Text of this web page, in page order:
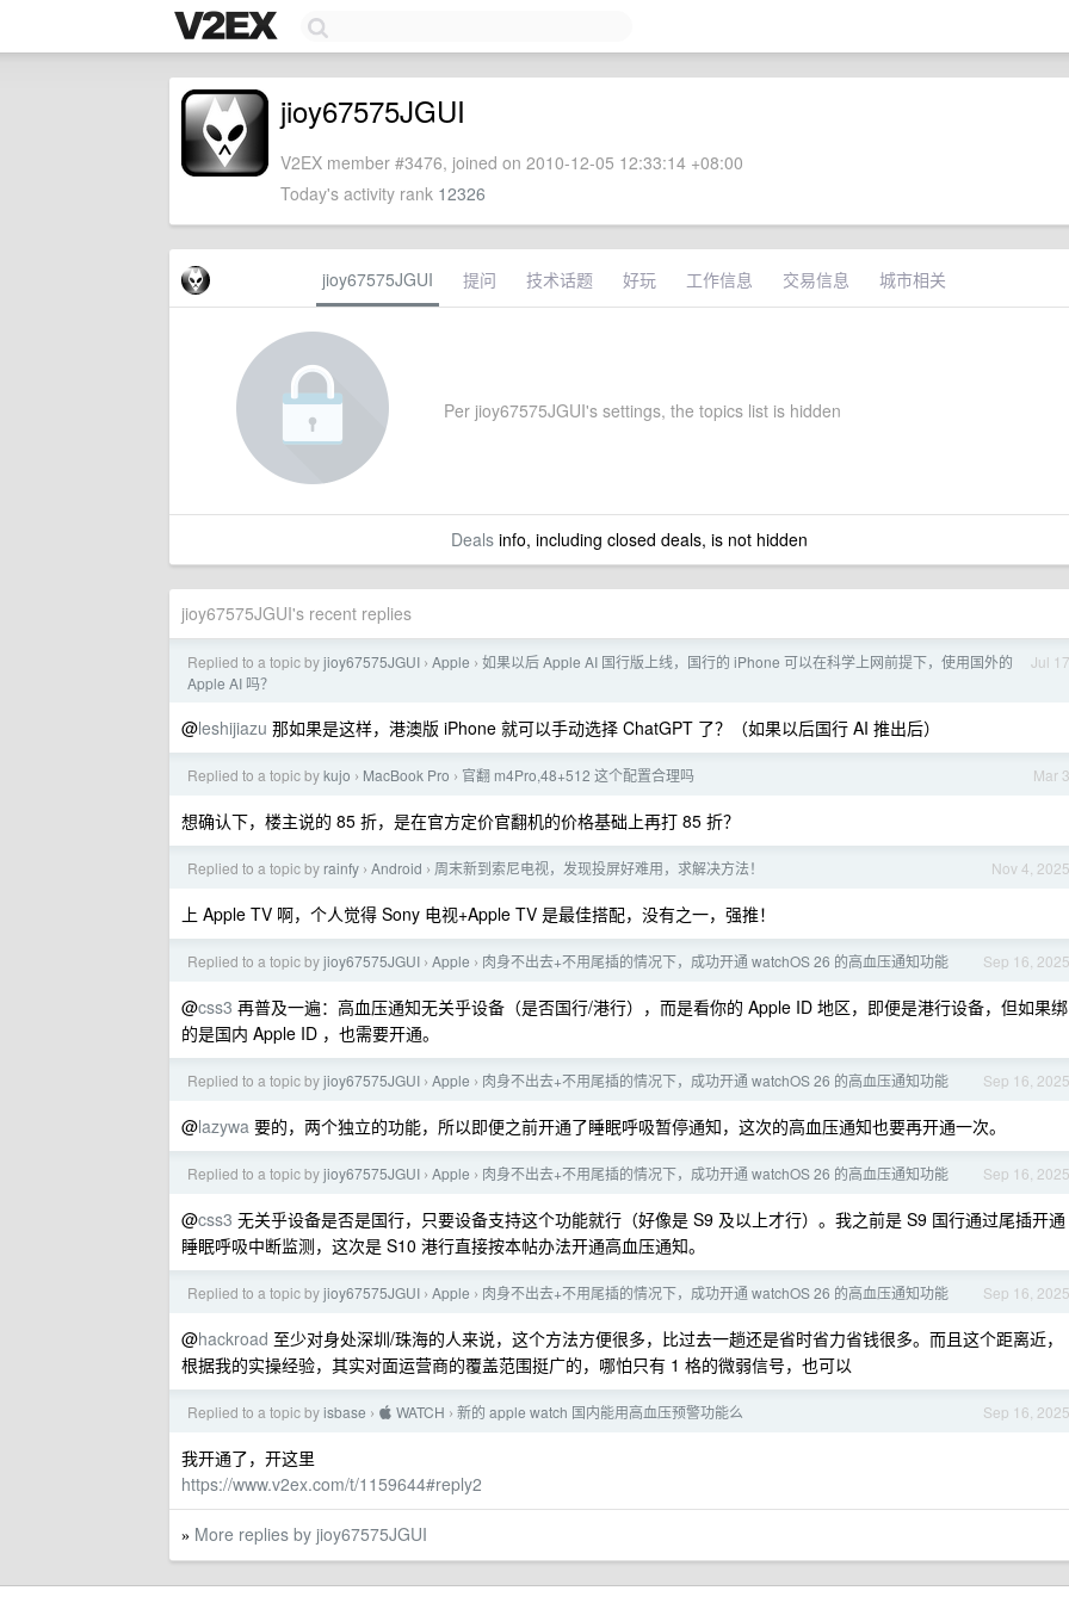
jioy67575JGUI
V2EX member #3476, joined on 2010-12-05 12:33:14 +08:00
Today's activity rank 12326
jioy67575JGUI 提问 技术话题 好玩 工作信息 交易信息 城市相关
Per jioy67575JGUI's settings, the topics list is hidden
Dealsinfo, including closed deals, is not hidden
jioy67575JGUI's recent replies
Jul 17
Replied to a topic byjioy67575JGUI › Apple › 如果以后 Apple AI 国行版上线，国行的 iPhone 可以在科学上网前提下，使用国外的
Apple AI 吗？
@leshijiazu 那如果是这样，港澳版 iPhone 就可以手动选择 ChatGPT 了？（如果以后国行 AI 推出后）
Mar 3
Replied to a topic bykujo › MacBook Pro › 官翻 m4Pro,48+512 这个配置合理吗
想确认下，楼主说的 85 折，是在官方定价官翻机的价格基础上再打 85 折？
Nov 4, 2025
Replied to a topic by rainfy › Android › 周末新到索尼电视，发现投屏好难用，求解决方法！
上 Apple TV 啊，个人觉得 Sony 电视+Apple TV 是最佳搭配，没有之一，强推！
Sep 16, 2025
Replied to a topic byjioy67575JGUI › Apple › 肉身不出去+不用尾插的情况下，成功开通 watchOS 26 的高血压通知功能
@css3 再普及一遍：高血压通知无关乎设备（是否国行/港行），而是看你的 Apple ID 地区，即便是港行设备，但如果绑
的是国内 Apple ID ，也需要开通。
Sep 16, 2025
Replied to a topic byjioy67575JGUI › Apple › 肉身不出去+不用尾插的情况下，成功开通 watchOS 26 的高血压通知功能
@lazywa 要的，两个独立的功能，所以即便之前开通了睡眠呼吸暂停通知，这次的高血压通知也要再开通一次。
Sep 16, 2025
Replied to a topic byjioy67575JGUI › Apple › 肉身不出去+不用尾插的情况下，成功开通 watchOS 26 的高血压通知功能
@css3 无关乎设备是否是国行，只要设备支持这个功能就行（好像是 S9 及以上才行）。我之前是 S9 国行通过尾插开通
睡眠呼吸中断监测，这次是 S10 港行直接按本帖办法开通高血压通知。
Sep 16, 2025
Replied to a topic byjioy67575JGUI › Apple › 肉身不出去+不用尾插的情况下，成功开通 watchOS 26 的高血压通知功能
@hackroad 至少对身处深圳/珠海的人来说，这个方法方便很多，比过去一趟还是省时省力省钱很多。而且这个距离近，
根据我的实操经验，其实对面运营商的覆盖范围挺广的，哪怕只有 1 格的微弱信号，也可以
Sep 16, 2025
Replied to a topic byisbase ›  WATCH › 新的 apple watch 国内能用高血压预警功能么
我开通了，开这里
https://www.v2ex.com/t/1159644#reply2
» More replies by jioy67575JGUI